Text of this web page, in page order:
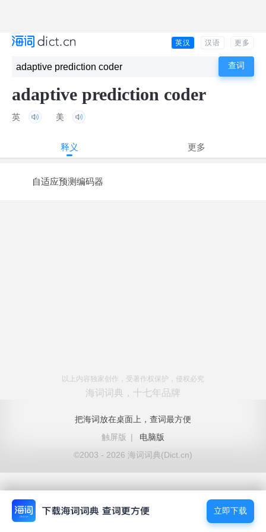
英汉 汉语 更多
adaptive prediction coder
英 美
释义 更多
自适应预测编码器
以上内容独家创作，受著作权保护，侵权必究
海词词典，十七年品牌
把海词放在桌面上，查词最方便
触屏版
|
电脑版
©2003 - 2026 海词词典(Dict.cn)
立即下载
立即下载